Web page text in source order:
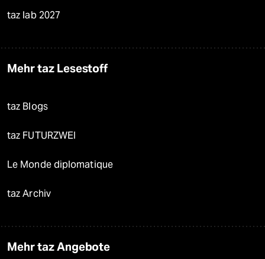
taz lab 2027
Mehr taz Lesestoff
taz Blogs
taz FUTURZWEI
Le Monde diplomatique
taz Archiv
Mehr taz Angebote